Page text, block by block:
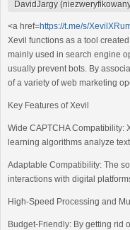
DavidJargy
<a href=https://t.me/s/
Xevil functions as a tool
mainly used in search engine
usually prevent bots. By
of a variety of web marketing
Key Features of Xevil
Wide CAPTCHA Compatibility:
learning algorithms analyze
Adaptable Compatibility: The
interactions with digital
High-Speed Processing and
Budget-Friendly: By getting rid